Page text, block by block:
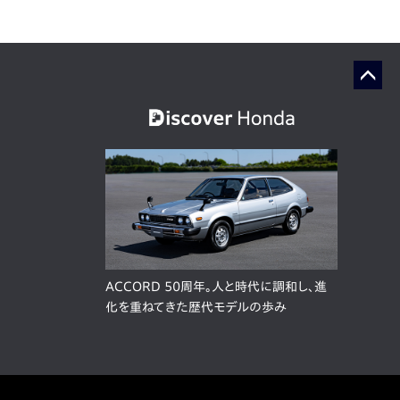
ACCORD 50周年。人と時代に調和し、進
化を重ねてきた歴代モデルの歩み